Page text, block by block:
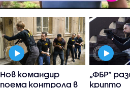
Нов командир
поема контрола в
„ФБР“
крипто